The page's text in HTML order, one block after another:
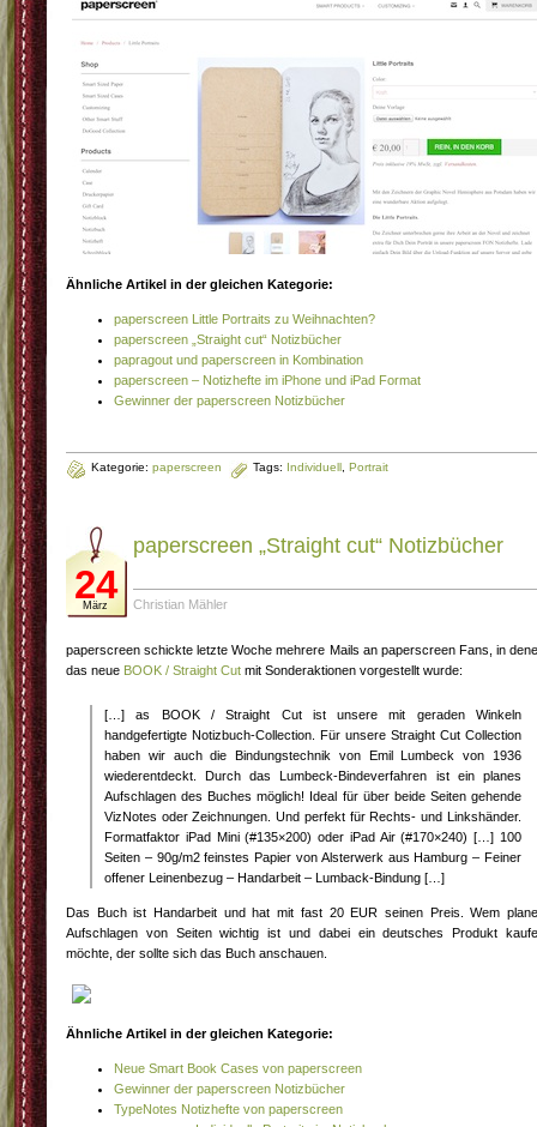
Ähnliche Artikel in der gleichen Kategorie:
paperscreen Little Portraits zu Weihnachten?
paperscreen „Straight cut“ Notizbücher
papragout und paperscreen in Kombination
paperscreen – Notizhefte im iPhone und iPad Format
Gewinner der paperscreen Notizbücher
Kategorie: paperscreen Tags: Individuell Portrait
24
März
paperscreen „Straight cut“ Notizbücher
Christian Mähler
paperscreen schickte letzte Woche mehrere Mails an paperscreen Fans, in
das neue BOOK / Straight Cut mit Sonderaktionen vorgestellt wurde:
[…] as BOOK / Straight Cut ist unsere mit geraden Winkeln
handgefertigte Notizbuch-Collection. Für unsere Straight Cut Collection
haben wir auch die Bindungstechnik von Emil Lumbeck von 1936
wiederentdeckt. Durch das Lumbeck-Bindeverfahren ist ein planes
Aufschlagen des Buches möglich! Ideal für über beide Seiten gehende
VizNotes oder Zeichnungen. Und perfekt für Rechts- und Linkshänder.
Formatfaktor iPad Mini (#135×200) oder iPad Air (#170×240) […] 100
Seiten – 90g/m2 feinstes Papier von Alsterwerk aus Hamburg – Feiner
offener Leinenbezug – Handarbeit – Lumback-Bindung […]
Das Buch ist Handarbeit und hat mit fast 20 EUR seinen Preis. Wem
Aufschlagen von Seiten wichtig ist und dabei ein deutsches Produkt
möchte, der sollte sich das Buch anschauen.
Ähnliche Artikel in der gleichen Kategorie:
Neue Smart Book Cases von paperscreen
Gewinner der paperscreen Notizbücher
TypeNotes Notizhefte von paperscreen